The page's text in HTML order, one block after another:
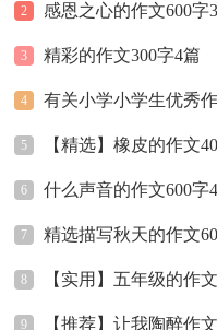
2 感恩之心的作文600字
3 精彩的作文300字4篇
4 有关小学小学生优秀
5 【精选】橡皮的作文
6 什么声音的作文600字
7 精选描写秋天的作文
8 【实用】五年级的作
9 【推荐】让我陶醉作